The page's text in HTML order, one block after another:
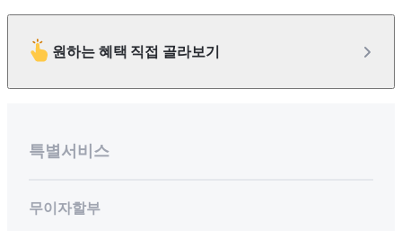
원하는 혜택 직접 골라보기
특별서비스
무이자할부